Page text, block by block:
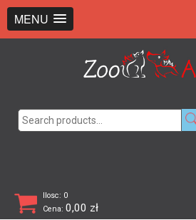
MENU
Ilosc: 0
Cena: 0,00 zł